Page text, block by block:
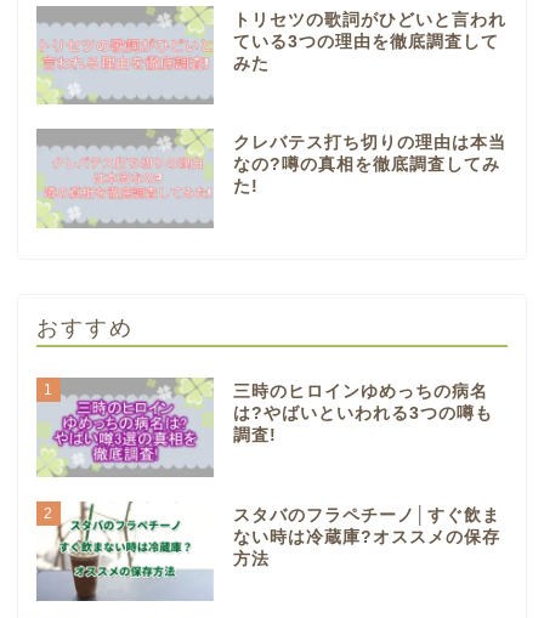
トリセツの歌詞がひどいと言われ
ている3つの理由を徹底調査して
みた
クレバテス打ち切りの理由は本当
なの?噂の真相を徹底調査してみ
た!
おすすめ
1
三時のヒロインゆめっちの病名
は?やばいといわれる3つの噂も
調査!
2
スタバのフラペチーノ│すぐ飲ま
ない時は冷蔵庫?オススメの保存
方法